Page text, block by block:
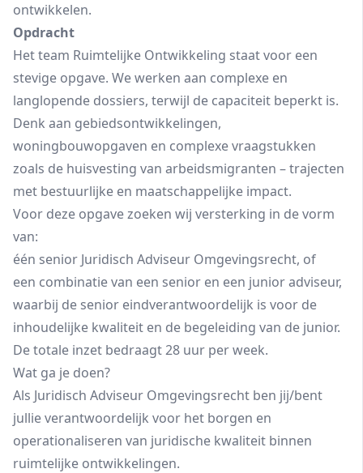
ontwikkelen.
Opdracht
Het team Ruimtelijke Ontwikkeling staat voor een
stevige opgave. We werken aan complexe en
langlopende dossiers, terwijl de capaciteit beperkt is.
Denk aan gebiedsontwikkelingen,
woningbouwopgaven en complexe vraagstukken
zoals de huisvesting van arbeidsmigranten – trajecten
met bestuurlijke en maatschappelijke impact.
Voor deze opgave zoeken wij versterking in de vorm
van:
één senior Juridisch Adviseur Omgevingsrecht, of
een combinatie van een senior en een junior adviseur,
waarbij de senior eindverantwoordelijk is voor de
inhoudelijke kwaliteit en de begeleiding van de junior.
De totale inzet bedraagt 28 uur per week.
Wat ga je doen?
Als Juridisch Adviseur Omgevingsrecht ben jij/bent
jullie verantwoordelijk voor het borgen en
operationaliseren van juridische kwaliteit binnen
ruimtelijke ontwikkelingen.